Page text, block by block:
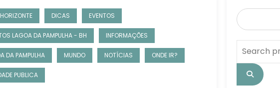
DICAS EVENTOS
LAGOA DA PAMPULHA - BH INFORMAÇÕES
DA PAMPULHA MUNDO NOTÍCIAS ONDE IR?
PUBLICA